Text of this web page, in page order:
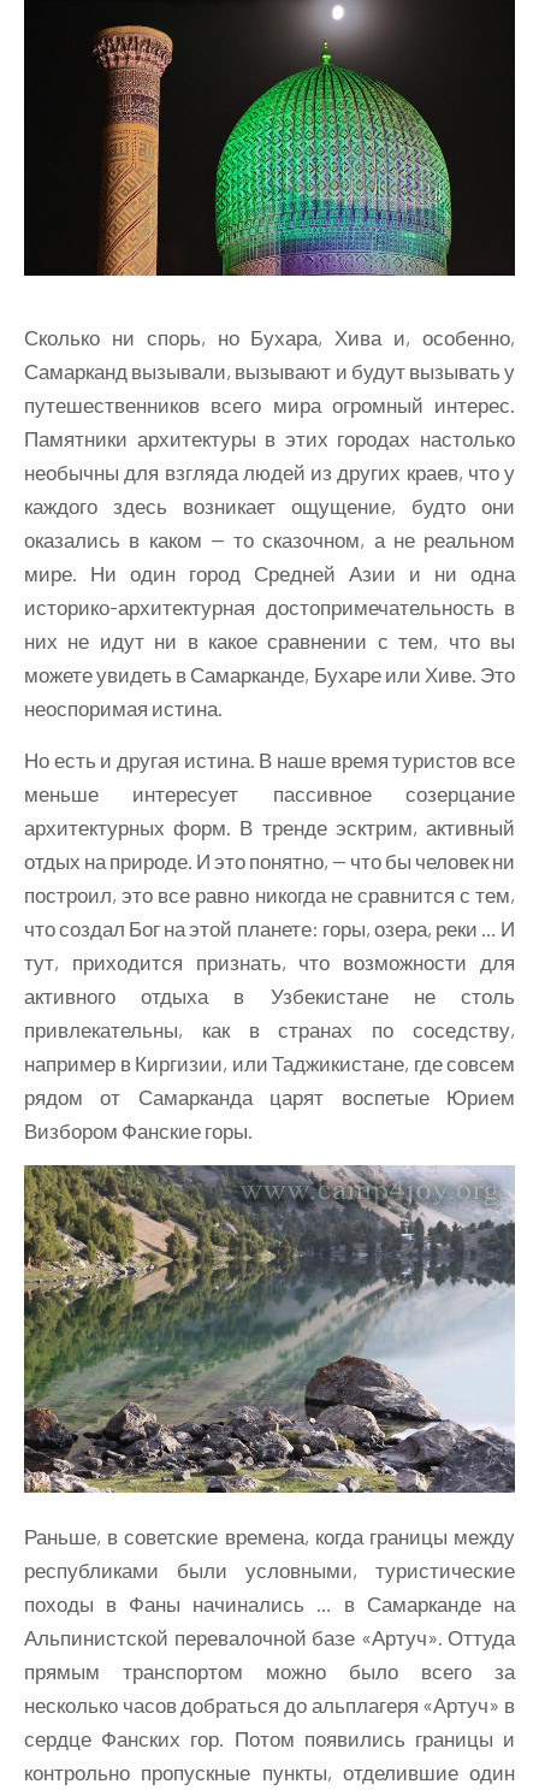
Сколько ни спорь, но Бухара, Хива и, особенно,
Самарканд вызывали, вызывают и будут вызывать у
путешественников всего мира огромный интерес.
Памятники архитектуры в этих городах настолько
необычны для взгляда людей из других краев, что у
каждого здесь возникает ощущение, будто они
оказались в каком — то сказочном, а не реальном
мире. Ни один город Средней Азии и ни одна
историко-архитектурная достопримечательность в
них не идут ни в какое сравнении с тем, что вы
можете увидеть в Самарканде, Бухаре или Хиве. Это
неоспоримая истина.
Но есть и другая истина. В наше время туристов все
меньше интересует пассивное созерцание
архитектурных форм. В тренде эсктрим, активный
отдых на природе. И это понятно, — что бы человек ни
построил, это все равно никогда не сравнится с тем,
что создал Бог на этой планете: горы, озера, реки … И
тут, приходится признать, что возможности для
активного отдыха в Узбекистане не столь
привлекательны, как в странах по соседству,
например в Киргизии, или Таджикистане, где совсем
рядом от Самарканда царят воспетые Юрием
Визбором Фанские горы.
Раньше, в советские времена, когда границы между
республиками были условными, туристические
походы в Фаны начинались … в Самарканде на
Альпинистской перевалочной базе «Артуч». Оттуда
прямым транспортом можно было всего за
несколько часов добраться до альплагеря «Артуч» в
сердце Фанских гор. Потом появились границы и
контрольно пропускные пункты, отделившие один